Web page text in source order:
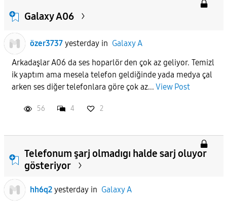
Galaxy A06
özer3737 yesterdayin Galaxy A
Arkadaşlar A06 da ses hoparlör den çok az geliyor. Temizl
ik yaptım ama mesela telefon geldiğinde yada medya çal
arken ses diğer telefonlara göre çok az... View Post
56 4 2
Telefonum şarj olmadıgı halde sarj oluyor
gösteriyor
hh6q2 yesterdayin Galaxy A